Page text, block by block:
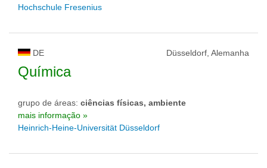
Hochschule Fresenius
DE Düsseldorf, Alemanha
Química
grupo de áreas: ciências físicas, ambiente
mais informação »
Heinrich-Heine-Universität Düsseldorf